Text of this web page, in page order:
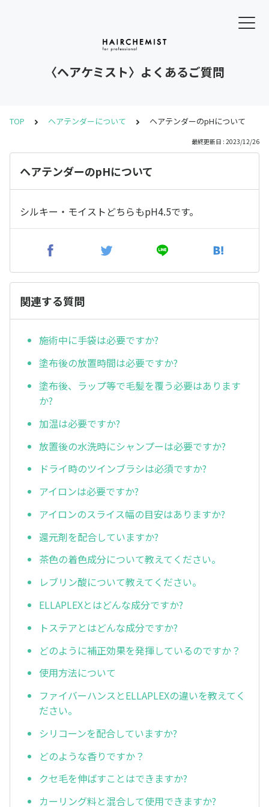
〈ヘアケミスト〉よくあるご質問
TOP ヘアテンダーについて ヘアテンダーのpHについて
最終更新日 : 2023/12/26
ヘアテンダーのpHについて
シルキー・モイストどちらもpH4.5です。
関連する質問
施術中に手袋は必要ですか?
塗布後の放置時間は必要ですか?
塗布後、ラップ等で毛髪を覆う必要はあります
か?
加温は必要ですか?
放置後の水洗時にシャンプーは必要ですか?
ドライ時のツインブラシは必須ですか?
アイロンは必要ですか?
アイロンのスライス幅の目安はありますか?
還元剤を配合していますか?
茶色の着色成分について教えてください。
レブリン酸について教えてください。
ELLAPLEXとはどんな成分ですか?
トステアとはどんな成分ですか?
どのように補正効果を発揮しているのですか？
使用方法について
ファイバーハンスとELLAPLEXの違いを教えてく
ださい。
シリコーンを配合していますか?
どのような香りですか？
クセ毛を伸ばすことはできますか?
カーリング料と混合して使用できますか?